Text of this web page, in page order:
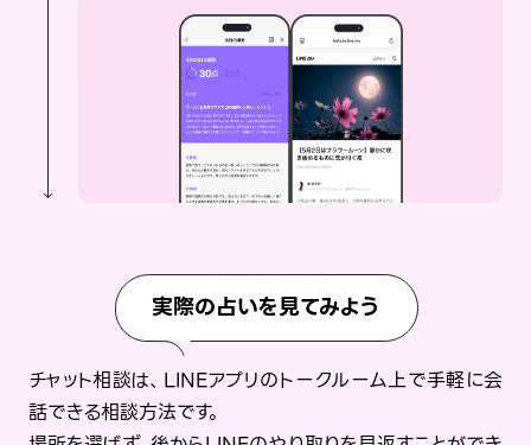
実際の占いを見てみよう
チャット相談は、LINEアプリのトークルーム上で手軽に会
話できる相談方法です。